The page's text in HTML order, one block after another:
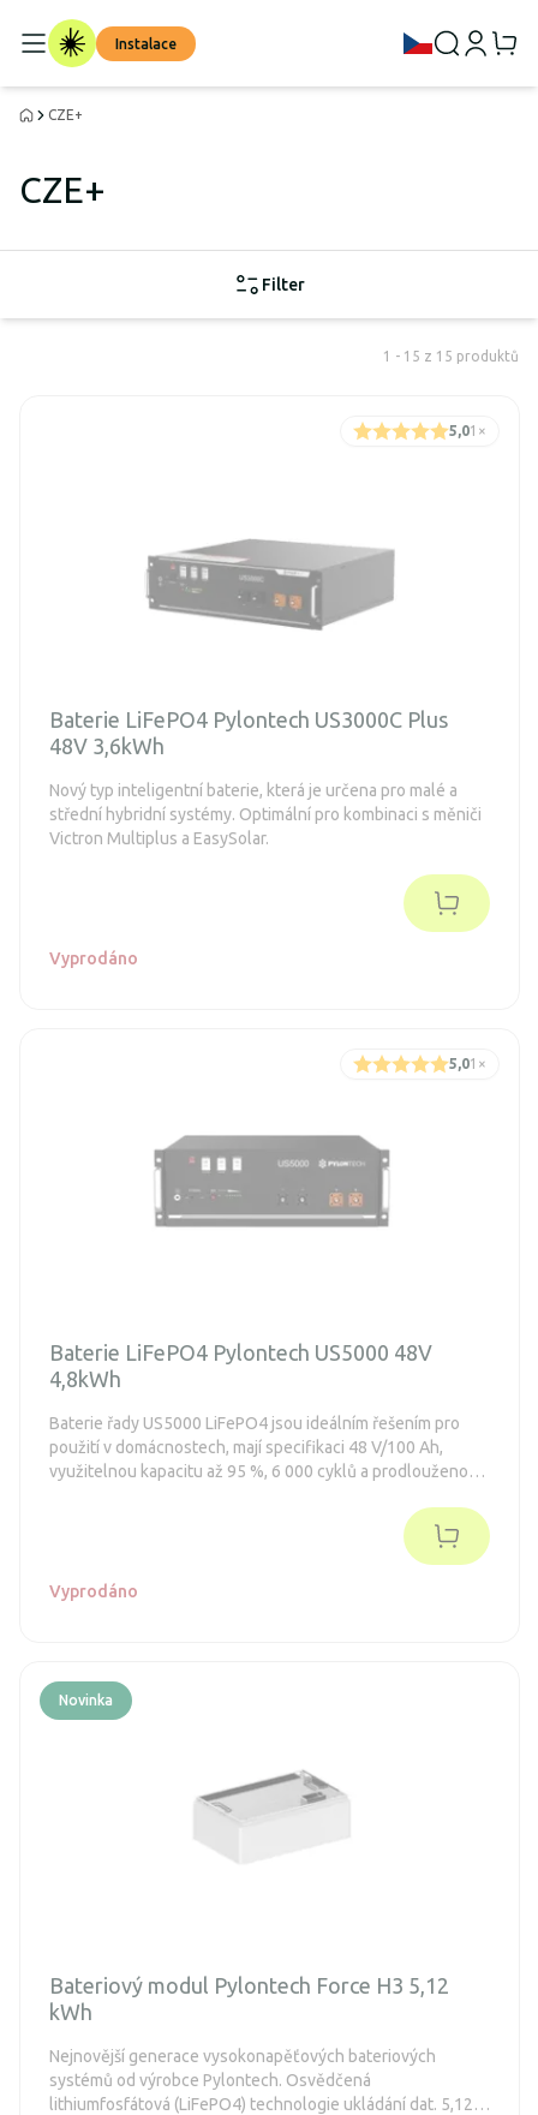
Instalace
CZE+
CZE+
Filter
1 - 15 z 15 produktů
5,01 ×
Baterie LiFePO4 Pylontech US3000C Plus
48V 3,6kWh
Nový typ inteligentní baterie, která je určena pro malé a
střední hybridní systémy. Optimální pro kombinaci s měniči
Victron Multiplus a EasySolar.
Vyprodáno
5,01 ×
Baterie LiFePO4 Pylontech US5000 48V
4,8kWh
Baterie řady US5000 LiFePO4 jsou ideálním řešením pro
použití v domácnostech, mají specifikaci 48 V/100 Ah,
využitelnou kapacitu až 95 %, 6 000 cyklů a prodlouženou
Vyprodáno
Novinka
Bateriový modul Pylontech Force H3 5,12
kWh
Nejnovější generace vysokonapěťových bateriových
systémů od výrobce Pylontech. Osvědčená
lithiumfosfátová (LiFePO4) technologie ukládání dat. 5,12